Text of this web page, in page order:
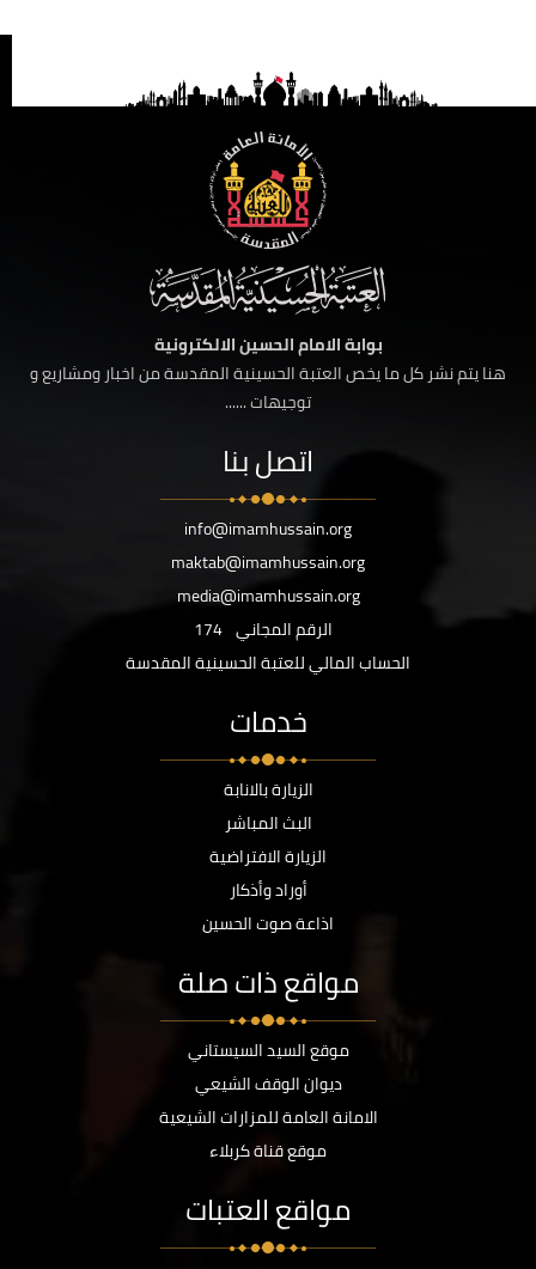
بوابة الامام الحسين الالكترونية
هنا يتم نشر كل ما يخص العتبة الحسينية المقدسة من اخبار ومشاريع و
توجيهات ......
اتصل بنا
info@imamhussain.org
maktab@imamhussain.org
media@imamhussain.org
الرقم المجاني 174
الحساب المالي للعتبة الحسينية المقدسة
خدمات
الزيارة بالانابة
البث المباشر
الزيارة الافتراضية
أوراد وأذكار
اذاعة صوت الحسين
مواقع ذات صلة
موقع السيد السيستاني
ديوان الوقف الشيعي
الامانة العامة للمزارات الشيعية
موقع قناة كربلاء
مواقع العتبات